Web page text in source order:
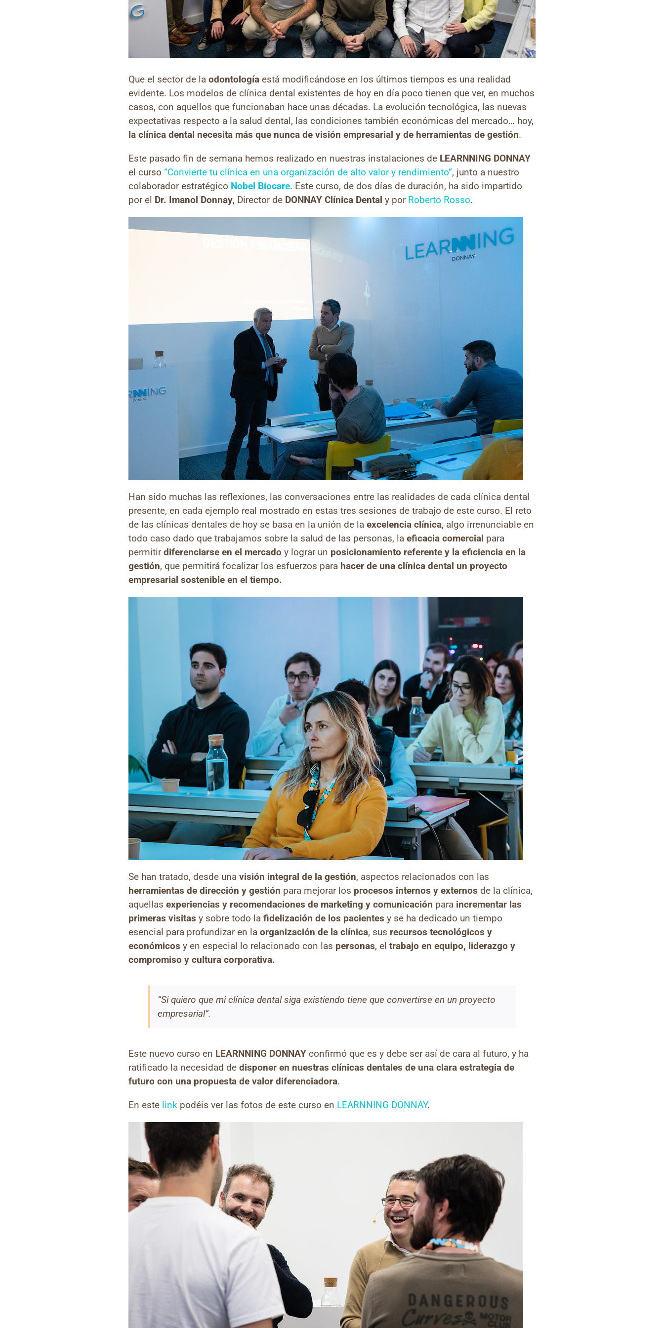
Que el sector de laodontología está modificándose en los últimos tiempos es una realidad
evidente. Los modelos de clínica dental existentes de hoy en día poco tienen que ver, en muchos
casos, con aquellos que funcionaban hace unas décadas. La evolución tecnológica, las nuevas
expectativas respecto a la salud dental, las condiciones también económicas del mercado… hoy,
la clínica dental necesita más que nunca de visión empresarial y de herramientas de gestión.
Este pasado fin de semana hemos realizado en nuestras instalaciones de LEARNNING DONNAY
el curso “Convierte tu clínica en una organización de alto valor y rendimiento”, junto a nuestro
colaborador estratégico Nobel Biocare. Este curso, de dos días de duración, ha sido impartido
por el Dr. Imanol Donnay, Director de DONNAY Clínica Dental y por Roberto Rosso.
Han sido muchas las reflexiones, las conversaciones entre las realidades de cada clínica dental
presente, en cada ejemplo real mostrado en estas tres sesiones de trabajo de este curso. El reto
de las clínicas dentales de hoy se basa en la unión de laexcelencia clínica, algo irrenunciable en
todo caso dado que trabajamos sobre la salud de las personas, laeficacia comercial para
permitirdiferenciarse en el mercado y lograr un posicionamiento referente y la eficiencia en la
gestión, que permitirá focalizar los esfuerzos para hacer de una clínica dental un proyecto
empresarial sostenible en el tiempo.
Se han tratado, desde unavisión integral de la gestión, aspectos relacionados con las
herramientas de dirección y gestión para mejorar los procesos internos y externos de la clínica,
aquellasexperiencias y recomendaciones de marketing y comunicación para incrementar las
primeras visitas y sobre todo lafidelización de los pacientes y se ha dedicado un tiempo
esencial para profundizar en laorganización de la clínica, sus recursos tecnológicos y
económicos y en especial lo relacionado con las personas, eltrabajo en equipo, liderazgo y
compromiso y cultura corporativa.
“Si quiero que mi clínica dental siga existiendo tiene que convertirse en un proyecto
empresarial”.
Este nuevo curso en LEARNNING DONNAY confirmó que es y debe ser así de cara al futuro, y ha
ratificado la necesidad dedisponer en nuestras clínicas dentales de una clara estrategia de
futuro con una propuesta de valor diferenciadora.
En este link podéis ver las fotos de este curso en LEARNNING DONNAY.